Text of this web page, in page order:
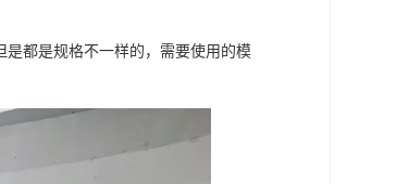
是都是规格不一样的，需要使用的模